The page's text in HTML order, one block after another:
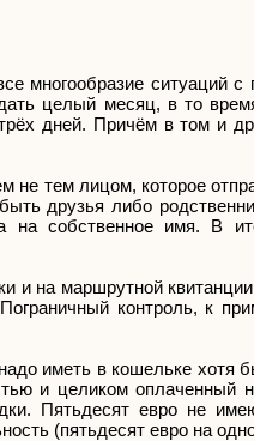
многообразие ситуаций
целый месяц, в то
дней. Причём в том и
тем лицом, которое
друзья либо
на собственное имя. В
на маршрутной квитанции
контроль, к
иметь в кошельке хотя
и целиком оплаченный
Пятьдесят евро не
(пятьдесят евро на